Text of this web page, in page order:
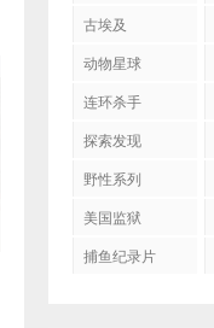
古埃及
动物星球
连环杀手
探索发现
野性系列
美国监狱
捕鱼纪录片